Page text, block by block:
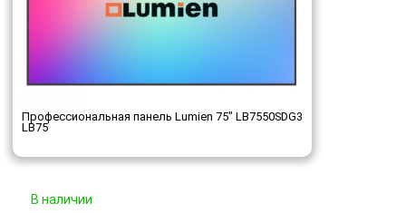
Профессиональная панель Lumien 75" LB7550SDG3
LB75
В наличии